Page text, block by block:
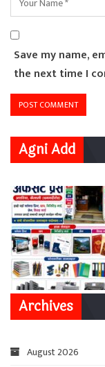
Save my name,
the next time I
Agni Add
Archives
August 2026